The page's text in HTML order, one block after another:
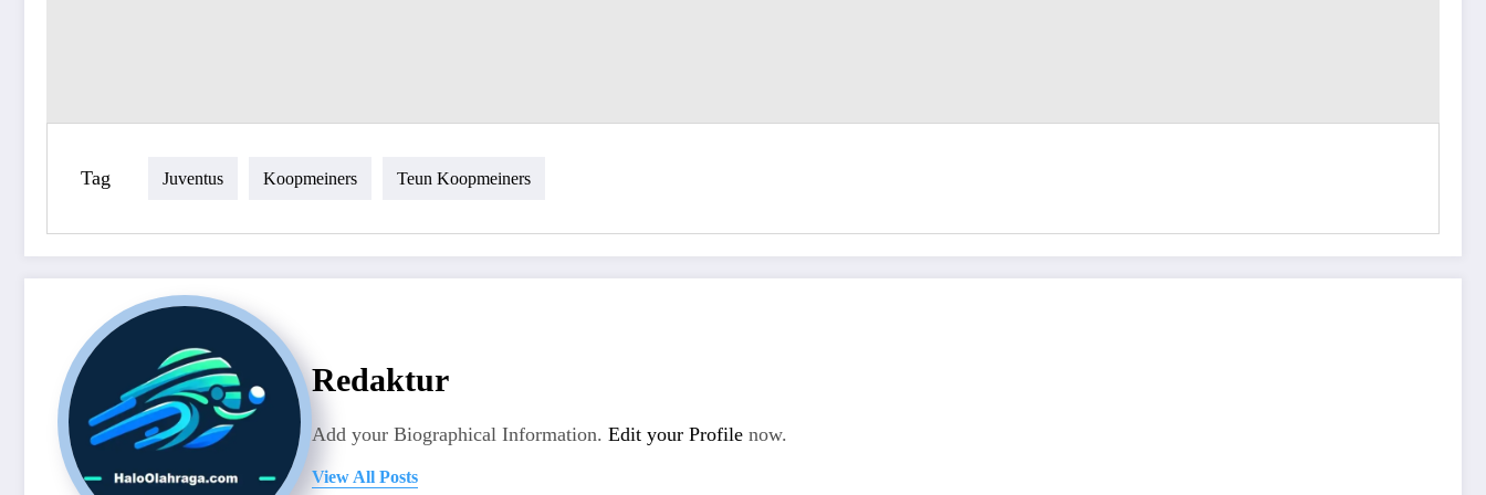
Tag Juventus Koopmeiners Teun Koopmeiners
Redaktur
Add your Biographical Information. Edit your Profile now.
View All Posts